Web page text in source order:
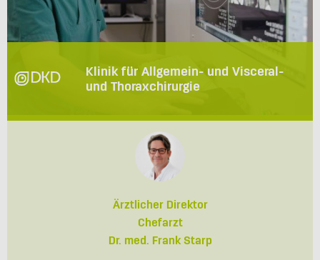
Klinik für Allgemein- und Visceral-
und Thoraxchirurgie
Ärztlicher Direktor
Chefarzt
Dr. med. Frank Starp